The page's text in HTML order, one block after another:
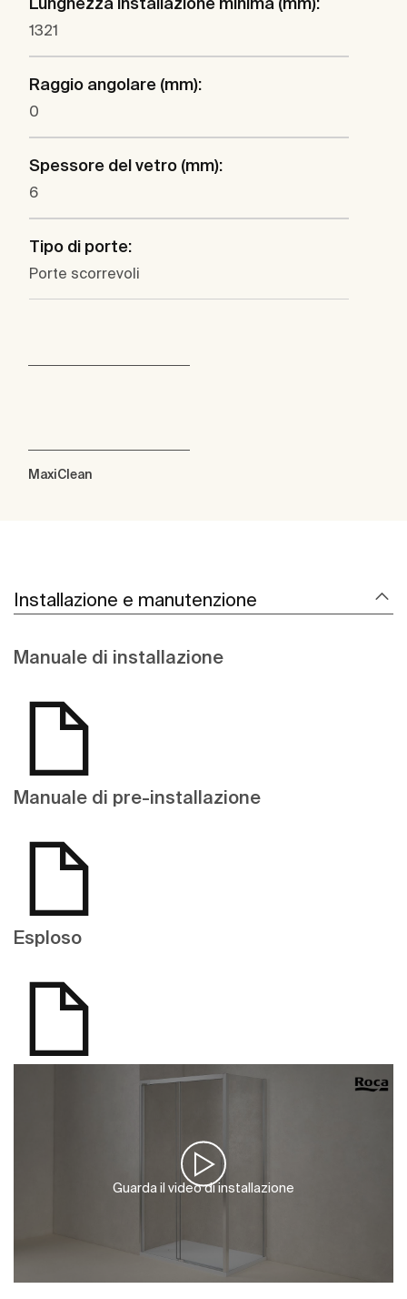
1321
Raggio angolare (mm):
0
Spessore del vetro (mm):
6
Tipo di porte:
Porte scorrevoli
MaxiClean
Installazione e manutenzione
Manuale di installazione
Manuale di pre-installazione
Esploso
Guarda il video di installazione